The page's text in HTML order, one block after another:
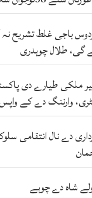
باجی غلط تشریح
گی، طلال چوہدری
ملکی طیارے دی
وارننگ دے کے
دے نال انتقامی
شاہ دے چوہے